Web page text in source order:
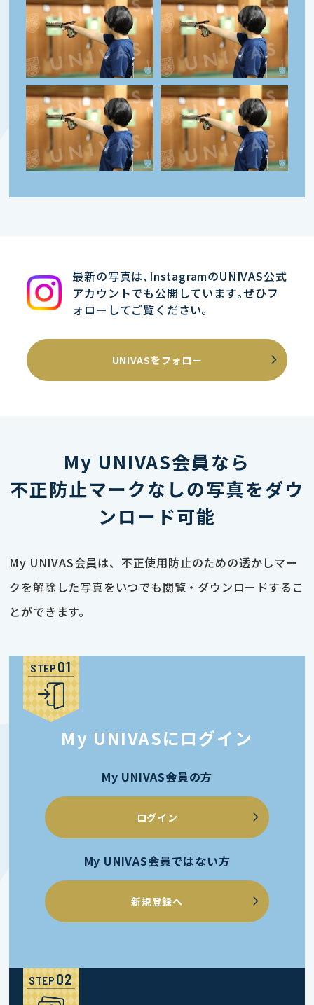
最新の写真は､InstagramのUNIVAS公式
アカウントでも公開しています｡ぜひフ
ォローしてご覧ください｡
UNIVASをフォロー
My UNIVAS会員なら
不正防止マークなしの写真をダウ
ンロード可能
My UNIVAS会員は、不正使用防止のための透かしマー
クを解除した写真をいつでも閲覧・ダウンロードするこ
とができます。
STEP
My UNIVASにログイン
My UNIVAS会員の方
ログイン
My UNIVAS会員ではない方
新規登録へ
STEP